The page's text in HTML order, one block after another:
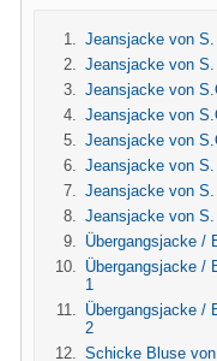
Jeansjacke von
Jeansjacke von
Jeansjacke von
Jeansjacke von
Jeansjacke von
Jeansjacke von
Jeansjacke von
Jeansjacke von
Übergangsjacke /
Übergangsjacke /
1
Übergangsjacke /
2
Schicke Bluse